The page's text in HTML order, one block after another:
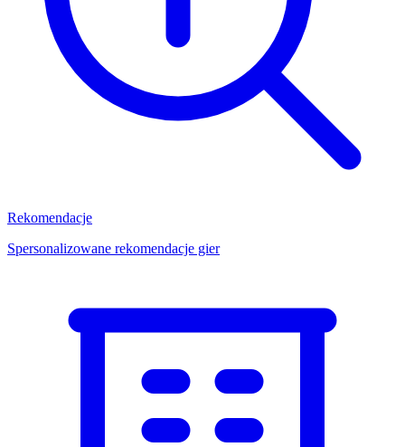
Rekomendacje
Spersonalizowane rekomendacje gier